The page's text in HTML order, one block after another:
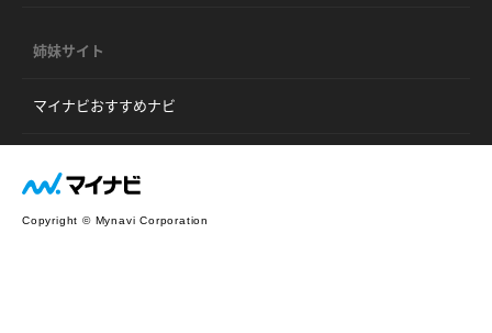
姉妹サイト
マイナビおすすめナビ
Copyright © Mynavi Corporation